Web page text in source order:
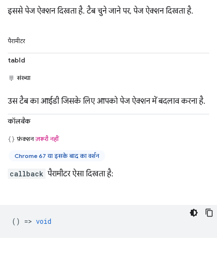
इससे पेज ऐक्शन दिखता है. टैब चुने जाने पर, पेज ऐक्शन दिखता है.
पैरामीटर
tabId
संख्या
उस टैब का आईडी जिसके लिए आपको पेज ऐक्शन में बदलाव करना है.
कॉलबैक
फ़ंक्शनज़रूरी नहीं
Chrome 67 या इसके बाद का वर्शन
callback पैरामीटर ऐसा दिखता है:
() => void